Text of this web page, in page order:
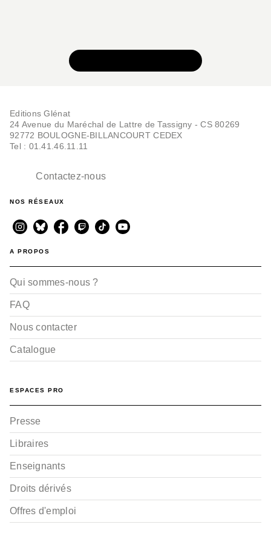
Editions Glénat
24 Avenue du Maréchal de Lattre de Tassigny - CS 80269
92772 BOULOGNE-BILLANCOURT CEDEX
Tel : 01.41.46.11.11
Contactez-nous
NOS RÉSEAUX
A PROPOS
Qui sommes-nous ?
FAQ
Nous contacter
Catalogue
ESPACES PRO
Presse
Libraires
Enseignants
Droits dérivés
Offres d'emploi